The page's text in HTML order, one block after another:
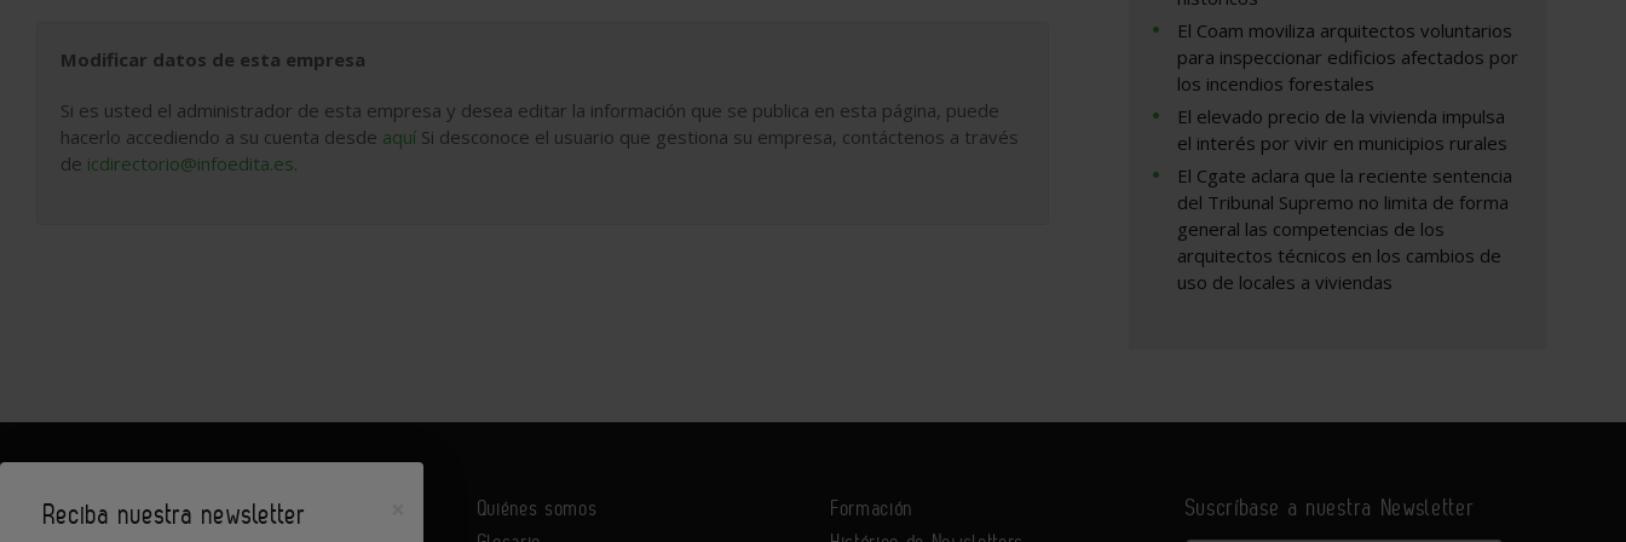
Modificar datos de esta empresa
Si es usted el administrador de esta empresa y desea editar la información que se publica en esta página, puede
hacerlo accediendo a su cuenta desde aquí Si desconoce el usuario que gestiona su empresa, contáctenos a través
de icdirectorio@infoedita.es.
El Coam moviliza arquitectos voluntarios
para inspeccionar edificios afectados por
los incendios forestales
El elevado precio de la vivienda impulsa
el interés por vivir en municipios rurales
El Cgate aclara que la reciente sentencia
del Tribunal Supremo no limita de forma
general las competencias de los
arquitectos técnicos en los cambios de
uso de locales a viviendas
Quiénes somos
Formación
Suscríbase a nuestra Newsletter
Reciba nuestra newsletter